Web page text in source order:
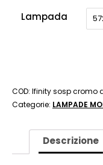
Lampada
COD: Ifinity sosp cromo
Categorie: LAMPADE
Descrizione